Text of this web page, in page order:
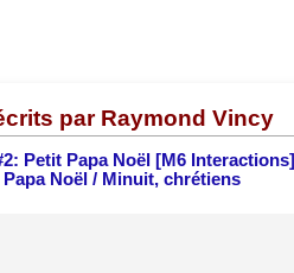
par Raymond Vincy
Petit Papa Noël [M6 Interactions]
Noël / Minuit, chrétiens